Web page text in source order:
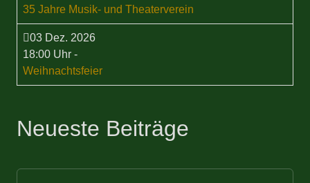
35 Jahre Musik- und Theaterverein
03 Dez. 2026
18:00 Uhr -
Weihnachtsfeier
Neueste Beiträge